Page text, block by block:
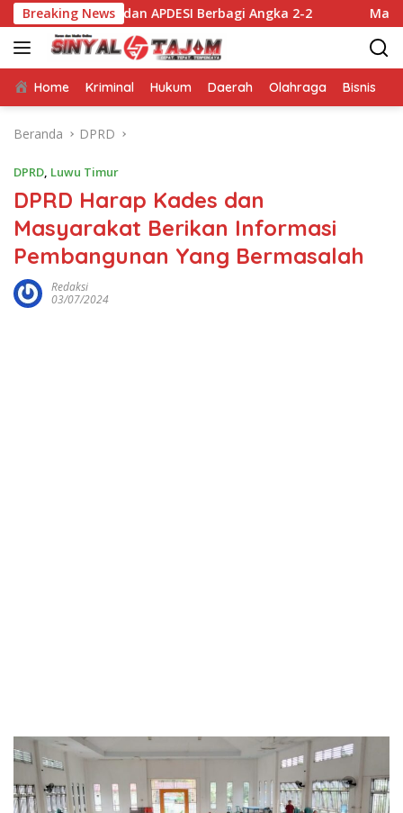
Langsung
ke
konten
Breaking News
FC dan APDESI Berbagi Angka 2-2 Mappatabe
Home Kriminal Hukum Daerah Olahraga Bisnis
Beranda DPRD
DPRD, Luwu Timur
DPRD Harap Kades dan
Masyarakat Berikan Informasi
Pembangunan Yang Bermasalah
Redaksi
03/07/2024